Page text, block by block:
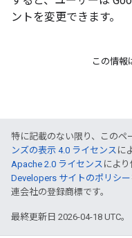
ントを変更できます。
この情報
特に記載のない限り、このペ
ンズの表示 4.0 ライセンス に
Apache 2.0 ライセンス によ
Developers サイトのポリシー
連会社の登録商標です。
最終更新日 2026-04-18 UTC。